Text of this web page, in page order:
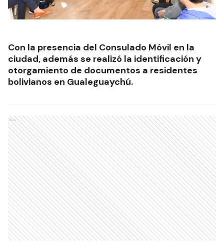
Con la presencia del Consulado Móvil en la
ciudad, además se realizó la identificación y
otorgamiento de documentos a residentes
bolivianos en Gualeguaychú.
Ads